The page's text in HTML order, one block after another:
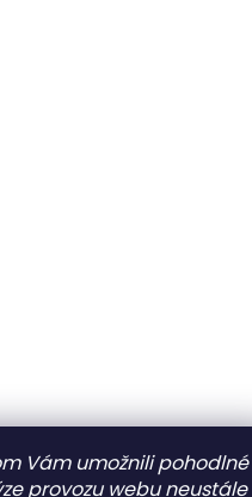
Vám umožnili pohodlné
provozu webu neustále